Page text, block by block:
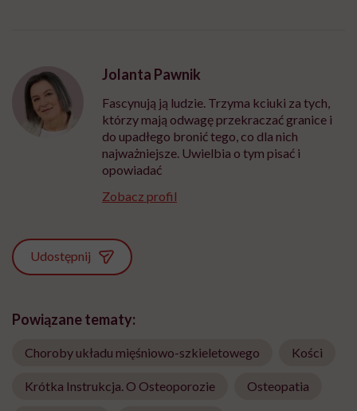
Jolanta Pawnik
Fascynują ją ludzie. Trzyma kciuki za tych,
którzy mają odwagę przekraczać granice i
do upadłego bronić tego, co dla nich
najważniejsze. Uwielbia o tym pisać i
opowiadać
Zobacz profil
Udostępnij
Powiązane tematy:
Choroby układu mięśniowo-szkieletowego Kości
Krótka Instrukcja. O Osteoporozie Osteopatia